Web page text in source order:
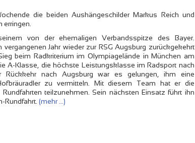
die beiden Aushängeschilder Markus Reich und
erringen.
von der ehemaligen Verbandsspitze des Bayer.
Jahr wieder zur RSG Augsburg zurückgekehrt
beim Radkriterium im Olympiagelände in München am
A-Klasse, die höchste Leistungsklasse im Radsport nach
Rückkehr nach Augsburg war es gelungen, ihm eine
zu vermitteln. Mit diesem Team hat er die
teilzunehmen. Sein nächsten Einsatz führt ihn
Rundfahrt. (mehr …)